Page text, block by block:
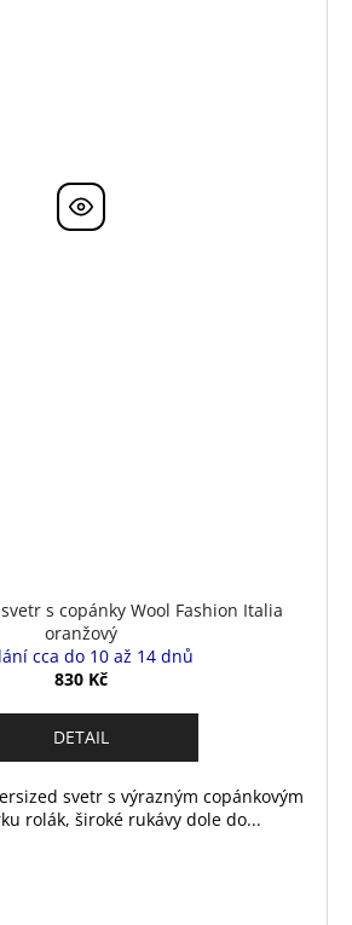
s copánky Wool Fashion Italia
oranžový
cca do 10 až 14 dnů
830 Kč
DETAIL
svetr s výrazným copánkovým
rolák, široké rukávy dole do...